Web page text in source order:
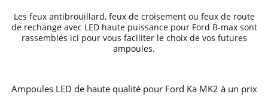
Les feux antibrouillard, feux de croisement ou feux de route
de rechange avec LED haute puissance pour Ford B-maxsont
rassemblés ici pour vous faciliter le choix de vos futures
ampoules.
Ampoules LED de haute qualité pour Ford Ka MK2 à un prix